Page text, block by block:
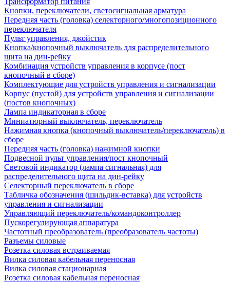
Кнопки, переключатели, светосигнальная арматура
Передняя часть (головка) селекторного/многопозиционного
переключателя
Пульт управления, джойстик
Кнопка/кнопочный выключатель для распределительного
щита на дин-рейку
Комбинация устройств управления в корпусе (пост
кнопочный в сборе)
Комплектующие для устройств управления и сигнализации
Корпус (пустой) для устройств управления и сигнализации
(постов кнопочных)
Лампа индикаторная в сборе
Миниатюрный выключатель, переключатель
Нажимная кнопка (кнопочный выключатель/переключатель) в
сборе
Передняя часть (головка) нажимной кнопки
Подвесной пульт управления/пост кнопочный
Световой индикатор (лампа сигнальная) для
распределительного щита на дин-рейку
Селекторный переключатель в сборе
Табличка обозначения (шильдик-вставка) для устройств
управления и сигнализации
Управляющий переключатель/командоконтроллер
Пускорегулирующая аппаратура
Частотный преобразователь (преобразователь частоты)
Разъемы силовые
Розетка силовая встраиваемая
Вилка силовая кабельная переносная
Вилка силовая стационарная
Розетка силовая кабельная переносная